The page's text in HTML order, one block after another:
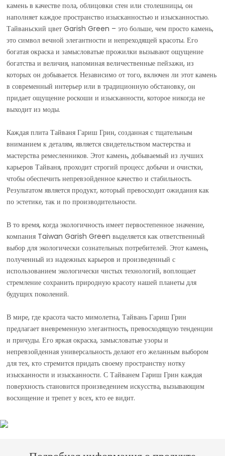
камень в качестве пола, облицовки стен или столешницы, он
наполняет каждое пространство изысканностью и изысканностью.
Тайваньский цвет Garish Green – это больше, чем просто камень,
это символ вечной элегантности и непреходящей красоты. Его
богатая окраска и замысловатые прожилки вызывают ощущение
богатства и величия, напоминая величественные пейзажи, из
которых он добывается. Независимо от того, включен ли этот камень
в современный интерьер или в традиционную обстановку, он
придает ощущение роскоши и изысканности, которое никогда не
выходит из моды.
Каждая плита Тайваня Гариш Грин, созданная с тщательным
вниманием к деталям, является свидетельством мастерства и
мастерства ремесленников. Этот камень, добываемый из лучших
карьеров Тайваня, проходит строгий процесс добычи и очистки,
чтобы обеспечить непревзойденное качество и стабильность.
Результатом является продукт, который превосходит ожидания как
по эстетике, так и по производительности.
В то время, когда экологичность имеет первостепенное значение,
компания Taiwan Garish Green выделяется как ответственный
выбор для экологически сознательных потребителей. Этот камень,
полученный из надежных карьеров и произведенный с
использованием экологически чистых технологий, воплощает
стремление сохранить природную красоту нашей планеты для
будущих поколений.
В мире, где красота часто мимолетна, Тайвань Гариш Грин
предлагает вневременную элегантность, превосходящую тенденции
и причуды. Его яркая окраска, замысловатые узоры и
непревзойденная универсальность делают его желанным выбором
для тех, кто стремится придать своему пространству нотку
изысканности и изысканности. С Тайванем Гариш Грин каждая
поверхность становится произведением искусства, вызывающим
восхищение и трепет у всех, кто ее видит.